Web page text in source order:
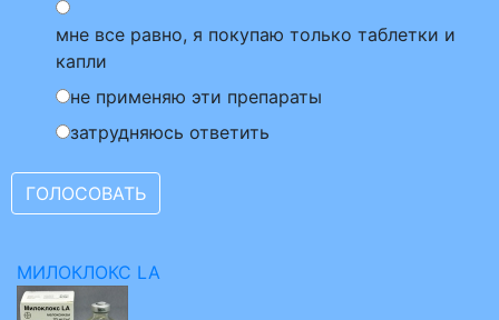
мне все равно, я покупаю только таблетки и
капли
не применяю эти препараты
затрудняюсь ответить
МИЛОКЛОКС LA